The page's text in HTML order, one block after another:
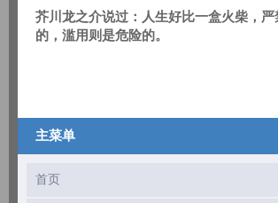
芥川龙之介说过：人生好比一盒火柴，
的，滥用则是危险的。
主菜单
首页